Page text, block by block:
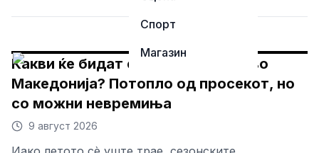
Спорт
Магазин
Какви ќе бидат есента и зимата во
Македонија? Потопло од просекот, но
со можни невремиња
9 август 2026